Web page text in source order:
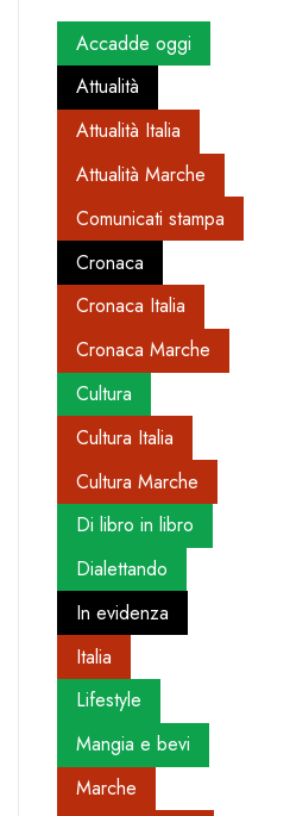
Accadde oggi
Attualità
Attualità Italia
Attualità Marche
Comunicati stampa
Cronaca
Cronaca Italia
Cronaca Marche
Cultura
Cultura Italia
Cultura Marche
Di libro in libro
Dialettando
In evidenza
Italia
Lifestyle
Mangia e bevi
Marche